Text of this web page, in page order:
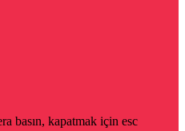
basın, kapatmak için esc